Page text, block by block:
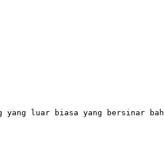
yang luar biasa yang bersinar